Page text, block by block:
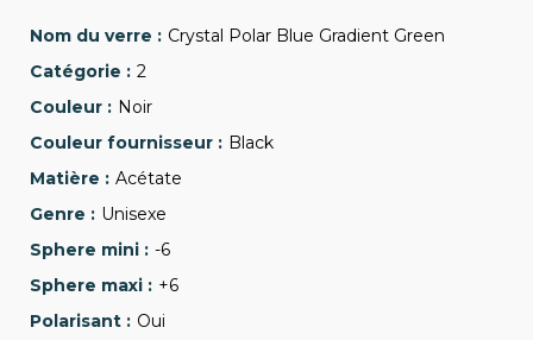
Crystal Polar Blue Gradient Green
2
Noir
Black
Acétate
Unisexe
-6
+6
Oui